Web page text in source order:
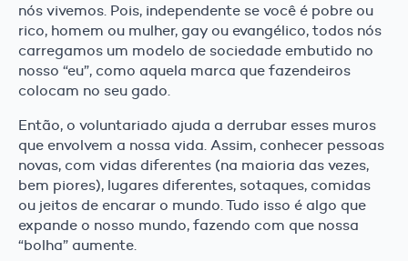
nós vivemos. Pois, independente se você é pobre ou
rico, homem ou mulher, gay ou evangélico, todos nós
carregamos um modelo de sociedade embutido no
nosso “eu”, como aquela marca que fazendeiros
colocam no seu gado.
Então, o voluntariado ajuda a derrubar esses muros
que envolvem a nossa vida. Assim, conhecer pessoas
novas, com vidas diferentes (na maioria das vezes,
bem piores), lugares diferentes, sotaques, comidas
ou jeitos de encarar o mundo. Tudo isso é algo que
expande o nosso mundo, fazendo com que nossa
“bolha” aumente.